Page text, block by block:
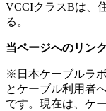
VCCIクラスBは、
る。
当ページへのリンク
※日本ケーブルラ
とケーブル利用者
です。現在は、ケ